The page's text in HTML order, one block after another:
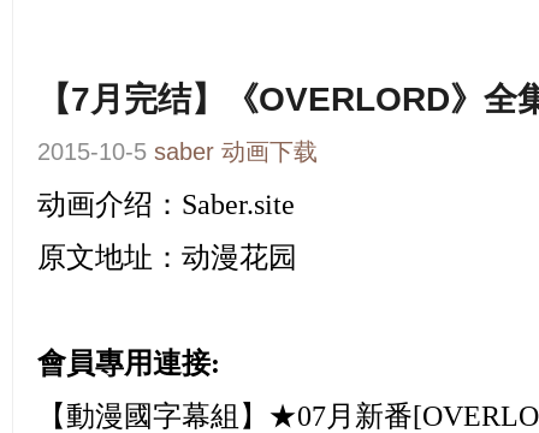
【7月完结】《OVERLORD》全
2015-10-5 saber 动画下载
动画介绍： Saber.site
原文地址： 动漫花园
會員專用連接:
【動漫國字幕組】★07月新番